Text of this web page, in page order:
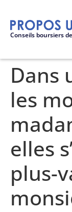
Conseils boursiers
Dans
les
elles
plus-